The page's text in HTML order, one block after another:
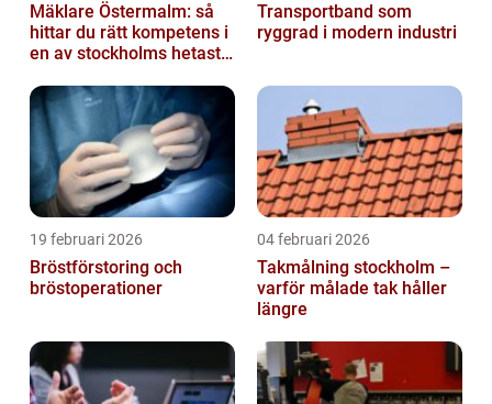
Mäklare Östermalm: så
hittar du rätt kompetens i
en av stockholms hetaste
Transportband som
ryggrad i modern industri
19 februari 2026
Bröstförstoring och
bröstoperationer
04 februari 2026
Takmålning stockholm –
varför målade tak håller
längre